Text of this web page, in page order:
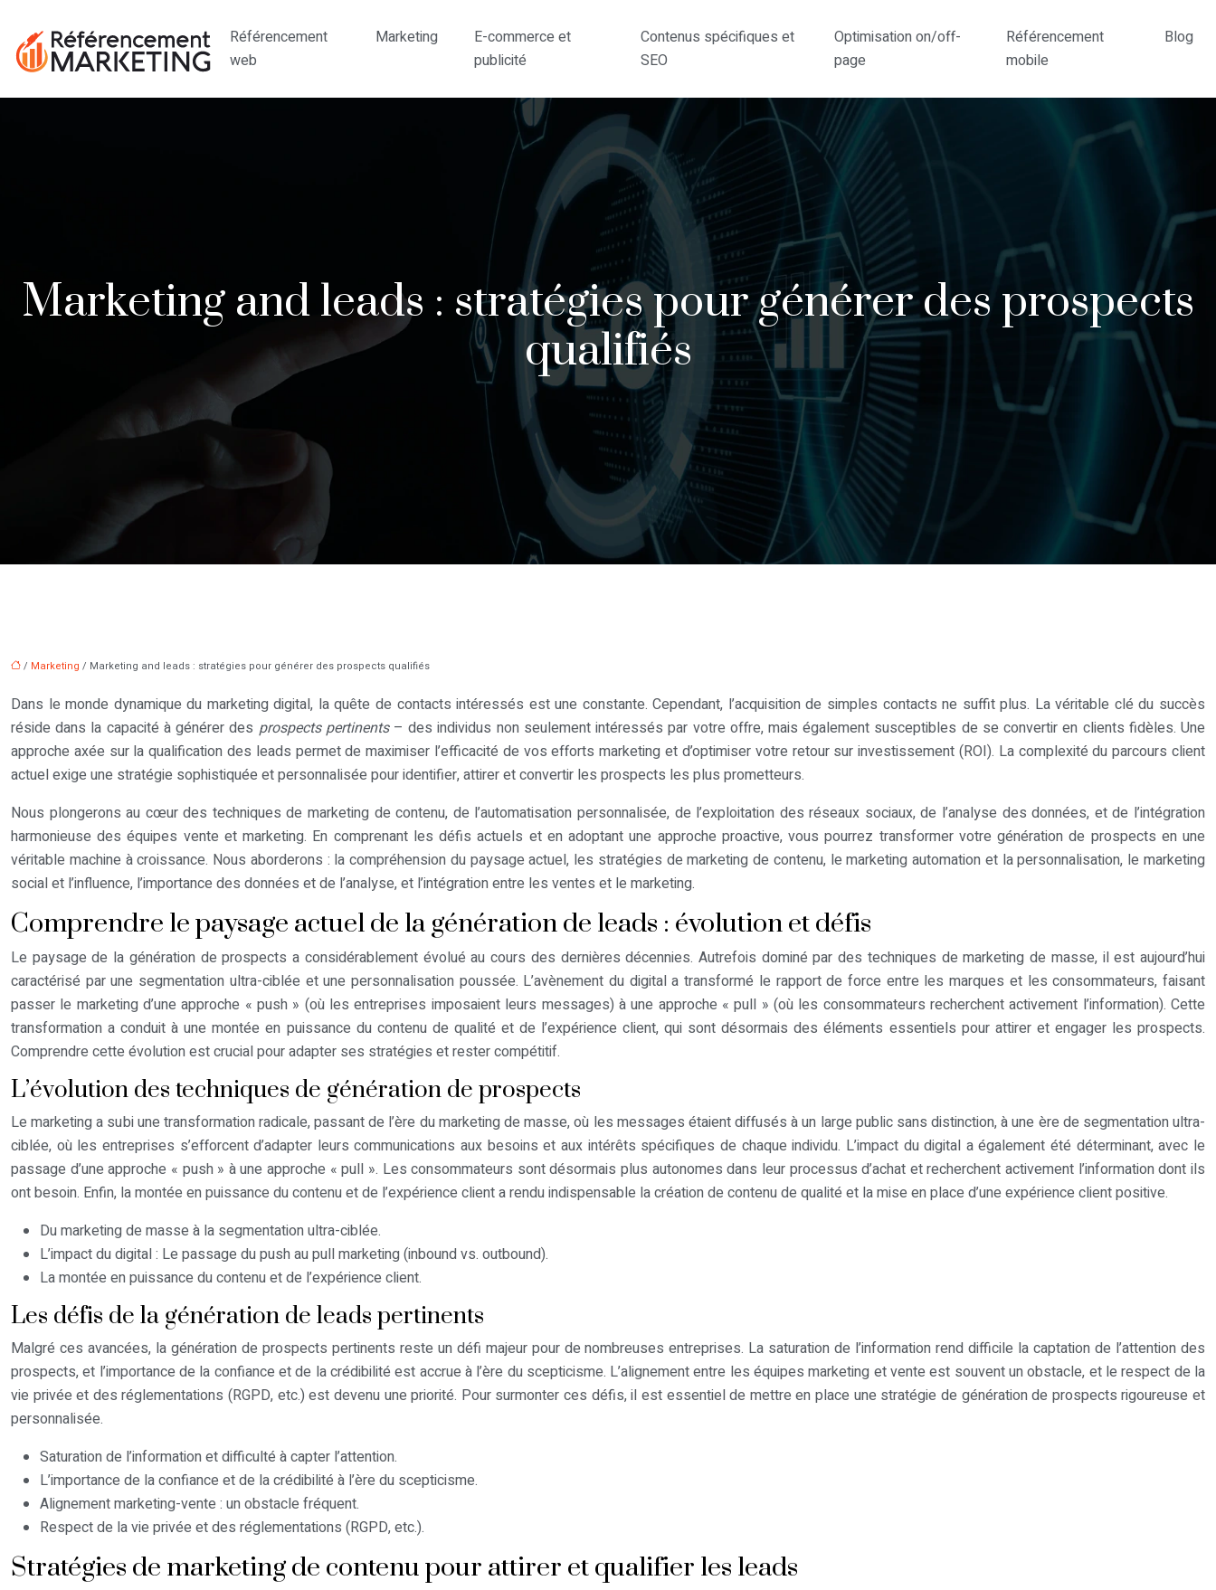
Référencement
web
Marketing
E-commerce et
publicité
Contenus spécifiques et
SEO
Optimisation on/off-
page
Référencement
mobile
Blog
Marketing and leads : stratégies pour générer des prospects
qualifiés
/ Marketing / Marketing and leads : stratégies pour générer des prospects qualifiés
Dans le monde dynamique du marketing digital, la quête de contacts intéressés est une constante. Cependant, l’acquisition de simples contacts ne suffit plus. La véritable clé du succès
réside dans la capacité à générer des prospects pertinents – des individus non seulement intéressés par votre offre, mais également susceptibles de se convertir en clients fidèles. Une
approche axée sur la qualification des leads permet de maximiser l’efficacité de vos efforts marketing et d’optimiser votre retour sur investissement (ROI). La complexité du parcours client
actuel exige une stratégie sophistiquée et personnalisée pour identifier, attirer et convertir les prospects les plus prometteurs.
Nous plongerons au cœur des techniques de marketing de contenu, de l’automatisation personnalisée, de l’exploitation des réseaux sociaux, de l’analyse des données, et de l’intégration
harmonieuse des équipes vente et marketing. En comprenant les défis actuels et en adoptant une approche proactive, vous pourrez transformer votre génération de prospects en une
véritable machine à croissance. Nous aborderons : la compréhension du paysage actuel, les stratégies de marketing de contenu, le marketing automation et la personnalisation, le marketing
social et l’influence, l’importance des données et de l’analyse, et l’intégration entre les ventes et le marketing.
Comprendre le paysage actuel de la génération de leads : évolution et défis
Le paysage de la génération de prospects a considérablement évolué au cours des dernières décennies. Autrefois dominé par des techniques de marketing de masse, il est aujourd’hui
caractérisé par une segmentation ultra-ciblée et une personnalisation poussée. L’avènement du digital a transformé le rapport de force entre les marques et les consommateurs, faisant
passer le marketing d’une approche « push » (où les entreprises imposaient leurs messages) à une approche « pull » (où les consommateurs recherchent activement l’information). Cette
transformation a conduit à une montée en puissance du contenu de qualité et de l’expérience client, qui sont désormais des éléments essentiels pour attirer et engager les prospects.
Comprendre cette évolution est crucial pour adapter ses stratégies et rester compétitif.
L’évolution des techniques de génération de prospects
Le marketing a subi une transformation radicale, passant de l’ère du marketing de masse, où les messages étaient diffusés à un large public sans distinction, à une ère de segmentation ultra-
ciblée, où les entreprises s’efforcent d’adapter leurs communications aux besoins et aux intérêts spécifiques de chaque individu. L’impact du digital a également été déterminant, avec le
passage d’une approche « push » à une approche « pull ». Les consommateurs sont désormais plus autonomes dans leur processus d’achat et recherchent activement l’information dont ils
ont besoin. Enfin, la montée en puissance du contenu et de l’expérience client a rendu indispensable la création de contenu de qualité et la mise en place d’une expérience client positive.
Du marketing de masse à la segmentation ultra-ciblée.
L’impact du digital : Le passage du push au pull marketing (inbound vs. outbound).
La montée en puissance du contenu et de l’expérience client.
Les défis de la génération de leads pertinents
Malgré ces avancées, la génération de prospects pertinents reste un défi majeur pour de nombreuses entreprises. La saturation de l’information rend difficile la captation de l’attention des
prospects, et l’importance de la confiance et de la crédibilité est accrue à l’ère du scepticisme. L’alignement entre les équipes marketing et vente est souvent un obstacle, et le respect de la
vie privée et des réglementations (RGPD, etc.) est devenu une priorité. Pour surmonter ces défis, il est essentiel de mettre en place une stratégie de génération de prospects rigoureuse et
personnalisée.
Saturation de l’information et difficulté à capter l’attention.
L’importance de la confiance et de la crédibilité à l’ère du scepticisme.
Alignement marketing-vente : un obstacle fréquent.
Respect de la vie privée et des réglementations (RGPD, etc.).
Stratégies de marketing de contenu pour attirer et qualifier les leads